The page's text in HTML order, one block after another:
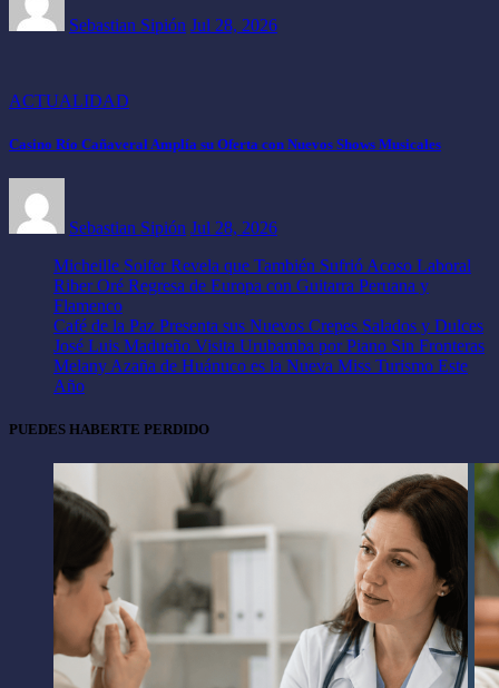
Sebastian Sipión Jul 28, 2026
ACTUALIDAD
Casino Río Cañaveral Amplía su Oferta con Nuevos Shows Musicales
Sebastian Sipión Jul 28, 2026
Micheille Soifer Revela que También Sufrió Acoso Laboral
Riber Oré Regresa de Europa con Guitarra Peruana y
Flamenco
Café de la Paz Presenta sus Nuevos Crepes Salados y Dulces
José Luis Madueño Visita Urubamba por Piano Sin Fronteras
Melany Azaña de Huánuco es la Nueva Miss Turismo Este
Año
PUEDES HABERTE PERDIDO